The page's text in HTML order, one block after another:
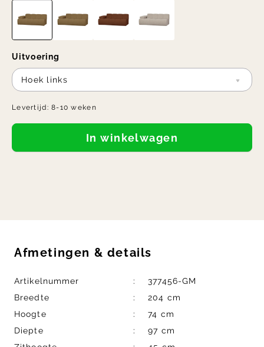
Uitvoering
Hoek links
Levertijd:8-10 weken
In winkelwagen
Afmetingen & details
Artikelnummer
377456-GM
Breedte
204 cm
Hoogte
74 cm
Diepte
97 cm